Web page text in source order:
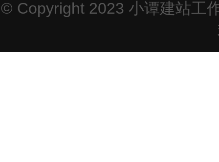
© Copyright 2023 小谭建站工